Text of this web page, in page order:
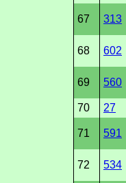
67 313
68 602
69 560
70 27
71 591
72 534